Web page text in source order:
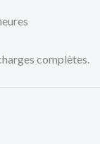
complètes.